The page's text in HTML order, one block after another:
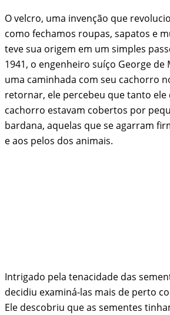
O velcro, uma invenção que
como fechamos roupas, sapatos e
teve sua origem em um simples
1941, o engenheiro suíço George de
uma caminhada com seu cachorro
retornar, ele percebeu que tanto ele
cachorro estavam cobertos por
bardana, aquelas que se agarram
e aos pelos dos animais.
Intrigado pela tenacidade das
decidiu examiná-las mais de perto
Ele descobriu que as sementes